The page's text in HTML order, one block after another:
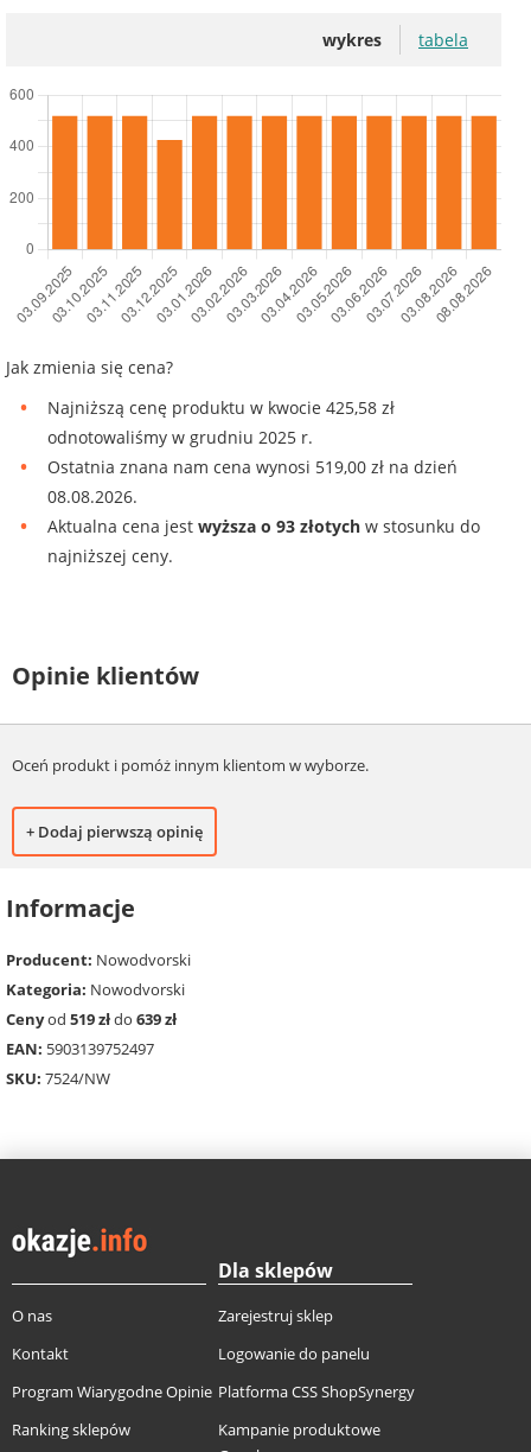
wykres tabela
Jak zmienia się cena?
Najniższą cenę produktu w kwocie 425,58 zł
odnotowaliśmy w grudniu 2025 r.
Ostatnia znana nam cena wynosi 519,00 zł na dzień
08.08.2026.
Aktualna cena jest wyższa o 93 złotych w stosunku do
najniższej ceny.
Opinie klientów
Oceń produkt i pomóż innym klientom w wyborze.
+ Dodaj pierwszą opinię
Informacje
Producent: Nowodvorski
Kategoria: Nowodvorski
Cenyod 519 złdo 639 zł
EAN: 5903139752497
SKU: 7524/NW
O nas
Kontakt
Program Wiarygodne Opinie
Ranking sklepów
Dla sklepów
Zarejestruj sklep
Logowanie do panelu
Platforma CSS ShopSynergy
Kampanie produktowe